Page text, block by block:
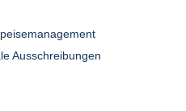
Ausschreibungen